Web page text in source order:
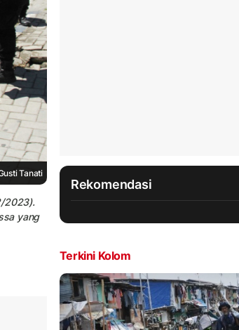
Tanati
2023).
yang
Rekomendasi
Terkini Kolom